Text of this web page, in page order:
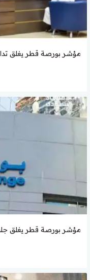
مؤشر بورصة قطر يغلق
مؤشر بورصة قطر يغلق جلسة